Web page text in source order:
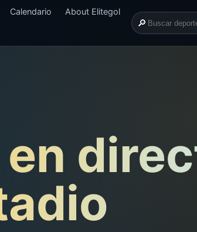
Calendario About Elitegol
🔎